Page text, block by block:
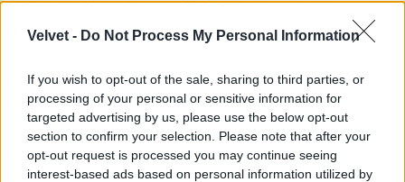
Velvet - Do Not Process My Personal Information
If you wish to opt-out of the sale, sharing to third parties, or
processing of your personal or sensitive information for
targeted advertising by us, please use the below opt-out
section to confirm your selection. Please note that after your
opt-out request is processed you may continue seeing
interest-based ads based on personal information utilized by
Alicia Vikanderről is több ízben felmerült már a
drámával lett igazán ismert, és meg is kapta érte a
legjobb női mellékszereplőnek járó Oscart 2016-
ban.
Fotó: John Phillips / Getty Images Hungary